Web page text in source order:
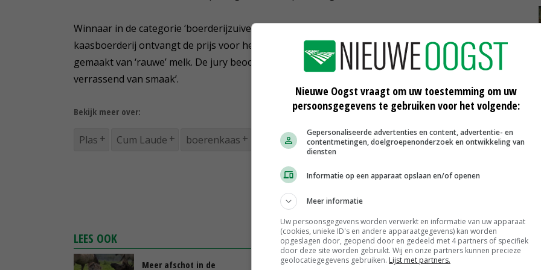
Winnaar in de categorie ‘boerderijzuivel’ is Kaasboerderij De Vijfsprong uit het Gelderse Vorden. De
kaasboerderij ontvangt de prijs voor het product ‘boeren acidophilus’. Dit is een melkdrank,
gemaakt van ‘rauwe’ melk. De jury beoordeelt de boeren acidophilus als ‘lekker fris, spannend en
verrassend van smaak’.
Bekijk meer over:
Plas Cum Laude boerenkaas boerderijzuivel
LEES OOK
Meer afschot in de
Mogelijk plastic in snijworst
Nieuwe Oogst vraagt om uw toestemming om uw
persoonsgegevens te gebruiken voor het volgende:
Gepersonaliseerde advertenties en content, advertentie- en
contentmetingen, doelgroepenonderzoek en ontwikkeling van
diensten
Informatie op een apparaat opslaan en/of openen
Meer informatie
Uw persoonsgegevens worden verwerkt en informatie van uw apparaat
(cookies, unieke ID's en andere apparaatgegevens) kan worden
opgeslagen door, geopend door en gedeeld met 4 partners of specifiek
door deze site worden gebruikt. Wij en onze partners kunnen precieze
geolocatiegegevens gebruiken. Lijst met partners.